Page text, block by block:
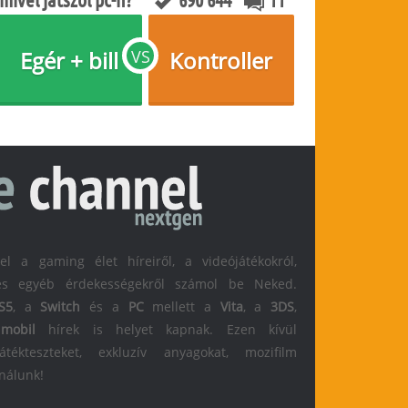
VS
Egér + bill Kontroller
a gaming élet híreiről, a videójátékokról,
egyéb érdekességekről számol be Neked.
, a Switch és a PCmellett a Vita, a 3DS,
mobil hírek is helyet kapnak. Ezen kívül
exkluzív anyagokat, mozifilm